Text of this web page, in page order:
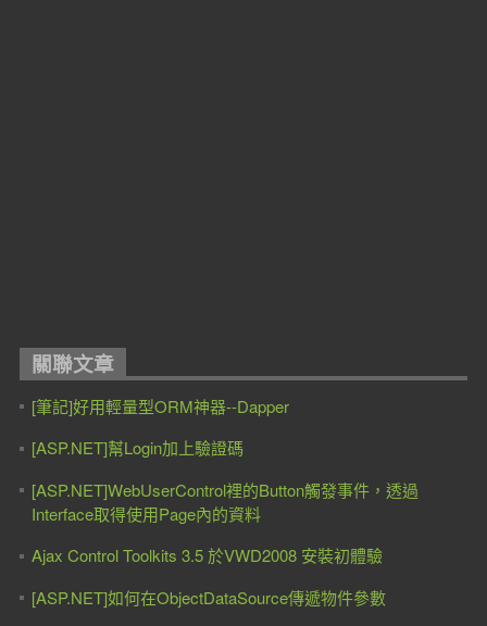
關聯文章
[筆記]好用輕量型ORM神器--Dapper
[ASP.NET]幫Login加上驗證碼
[ASP.NET]WebUserControl裡的Button觸發事件，透過
Interface取得使用Page內的資料
Ajax Control Toolkits 3.5 於VWD2008 安裝初體驗
[ASP.NET]如何在ObjectDataSource傳遞物件參數